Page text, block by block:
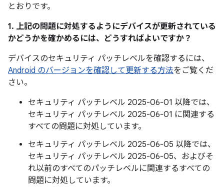
とおりです。
1. 上記の問題に対処するようにデバイスが更新されている
かどうかを確かめるには、どうすればよいですか？
デバイスのセキュリティ パッチレベルを確認するには、
Android のバージョンを確認して更新する方法をご覧くだ
さい。
セキュリティ パッチレベル 2025-06-01 以降では、
セキュリティ パッチレベル 2025-06-01 に関連する
すべての問題に対処しています。
セキュリティ パッチレベル 2025-06-05 以降では、
セキュリティ パッチレベル 2025-06-05、およびそ
れ以前のすべてのパッチレベルに関連するすべての
問題に対処しています。